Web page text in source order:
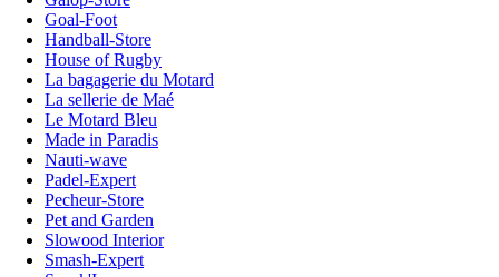
Goal-Foot
Handball-Store
House of Rugby
La bagagerie du Motard
La sellerie de Maé
Le Motard Bleu
Made in Paradis
Nauti-wave
Padel-Expert
Pecheur-Store
Pet and Garden
Slowood Interior
Smash-Expert